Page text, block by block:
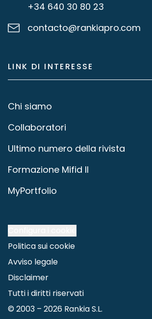
+34 640 30 80 23
contacto@rankiapro.com
LINK DI INTERESSE
Chi siamo
Collaboratori
Ultimo numero della rivista
Formazione Mifid II
MyPortfolio
Politica sui cookie
Avviso legale
Disclaimer
Tutti i diritti riservati
© 2003 – 2026 Rankia S.L.